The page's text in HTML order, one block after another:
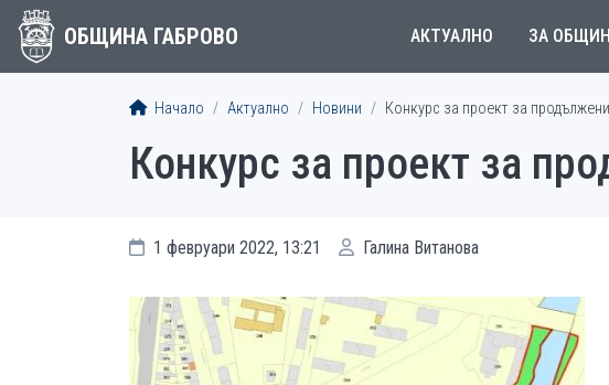
ОБЩИНА ГАБРОВО АКТУАЛНО ЗА
Начало Актуално Новини Конкурс за проект за
Конкурс за проект за
1 февруари 2022, 13:21 Галина Витанова